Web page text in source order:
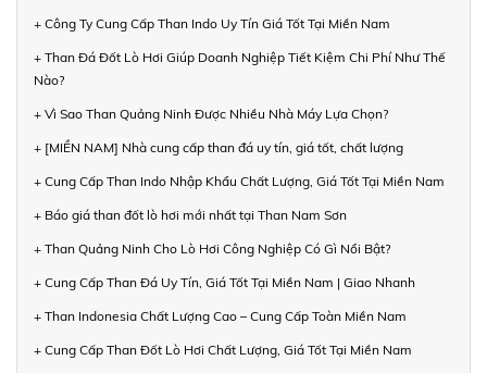
+ Công Ty Cung Cấp Than Indo Uy Tín Giá Tốt Tại Miền Nam
+ Than Đá Đốt Lò Hơi Giúp Doanh Nghiệp Tiết Kiệm Chi Phí Như Thế
Nào?
+ Vì Sao Than Quảng Ninh Được Nhiều Nhà Máy Lựa Chọn?
+ [MIỀN NAM] Nhà cung cấp than đá uy tín, giá tốt, chất lượng
+ Cung Cấp Than Indo Nhập Khẩu Chất Lượng, Giá Tốt Tại Miền Nam
+ Báo giá than đốt lò hơi mới nhất tại Than Nam Sơn
+ Than Quảng Ninh Cho Lò Hơi Công Nghiệp Có Gì Nổi Bật?
+ Cung Cấp Than Đá Uy Tín, Giá Tốt Tại Miền Nam | Giao Nhanh
+ Than Indonesia Chất Lượng Cao – Cung Cấp Toàn Miền Nam
+ Cung Cấp Than Đốt Lò Hơi Chất Lượng, Giá Tốt Tại Miền Nam